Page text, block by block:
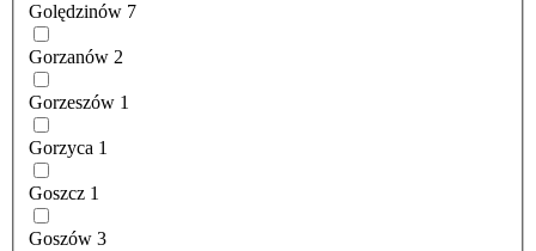
Golędzinów 7
Gorzanów 2
Gorzeszów 1
Gorzyca 1
Goszcz 1
Goszów 3